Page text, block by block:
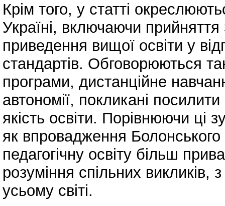
Крім того, у статті
Україні, включаючи
приведення вищої освіти у
стандартів. Обговорюються
програми, дистанційне
автономії, покликані
якість освіти. Порівнюючи ці
як впровадження
педагогічну освіту більш
розуміння спільних викликів,
усьому світі.